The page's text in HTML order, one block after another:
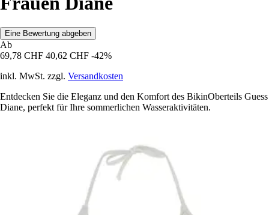
Eine Bewertung abgeben
Ab
69,78 CHF 40,62 CHF -42%
inkl. MwSt. zzgl. Versandkosten
Entdecken Sie die Eleganz und den Komfort des BikinOberteils Guess
Diane, perfekt für Ihre sommerlichen Wasseraktivitäten.